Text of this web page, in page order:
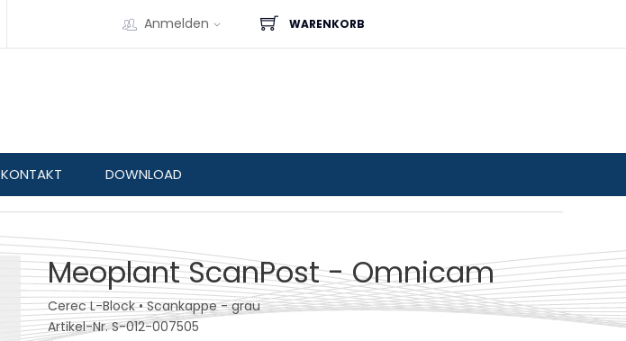
Anmelden WARENKORB
KONTAKT DOWNLOAD
Meoplant ScanPost - Omnicam
Cerec L-Block • Scankappe - grau
Artikel-Nr. S-012-007505